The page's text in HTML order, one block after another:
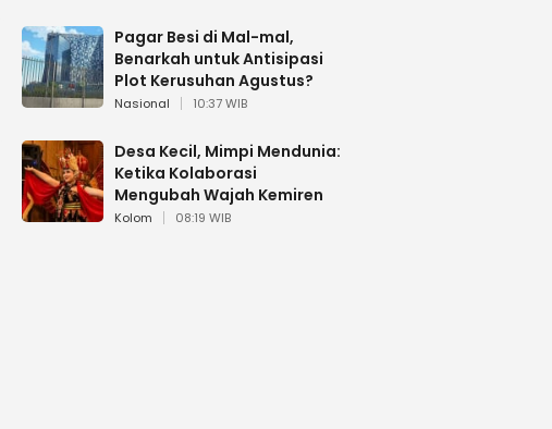
Pagar Besi di Mal-mal,
Benarkah untuk Antisipasi
Plot Kerusuhan Agustus?
Nasional 10:37 WIB
Desa Kecil, Mimpi Mendunia:
Ketika Kolaborasi
Mengubah Wajah Kemiren
Kolom 08:19 WIB